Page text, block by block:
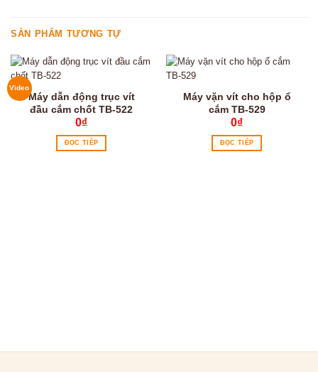
SẢN PHẨM TƯƠNG TỰ
Video
Máy dẫn động trục vít
đầu cắm chốt TB-522
0₫
ĐỌC TIẾP
Máy vặn vít cho hộp ổ
cắm TB-529
0₫
ĐỌC TIẾP